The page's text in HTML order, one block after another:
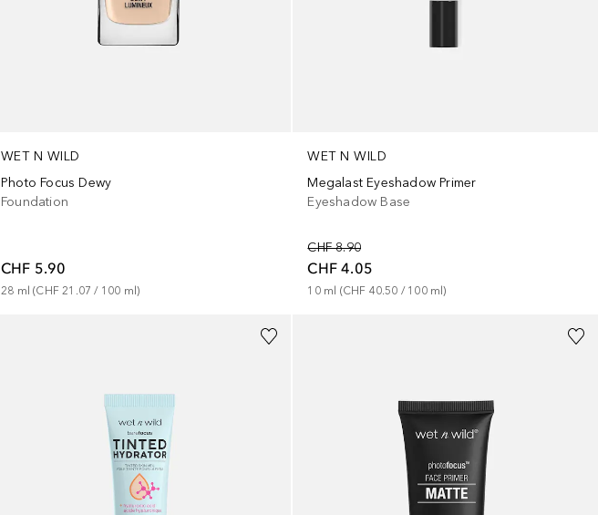
WET N WILD
Photo Focus Dewy
Foundation
CHF 5.90
28 ml (CHF 21.07 / 100 ml)
WET N WILD
Megalast Eyeshadow Primer
Eyeshadow Base
CHF 8.90
CHF 4.05
10 ml (CHF 40.50 / 100 ml)
+1